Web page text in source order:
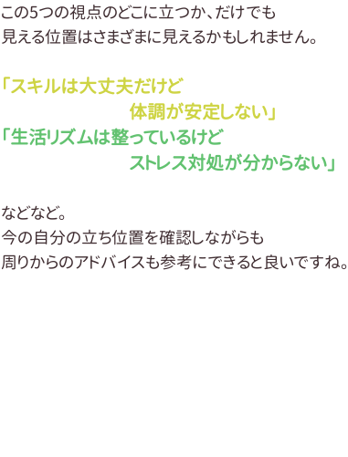
この5つの視点のどこに立つか、だけでも
見える位置はさまざまに見えるかもしれません。
「スキルは大丈夫だけど
体調が安定しない」
「生活リズムは整っているけど
ストレス対処が分からない」
などなど。
今の自分の立ち位置を確認しながらも
周りからのアドバイスも参考にできると良いですね。